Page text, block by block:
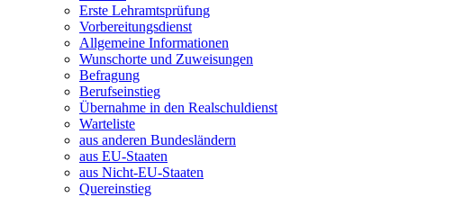
Erste Lehramtsprüfung
Vorbereitungsdienst
Allgemeine Informationen
Wunschorte und Zuweisungen
Befragung
Berufseinstieg
Übernahme in den Realschuldienst
Warteliste
aus anderen Bundesländern
aus EU-Staaten
aus Nicht-EU-Staaten
Quereinstieg